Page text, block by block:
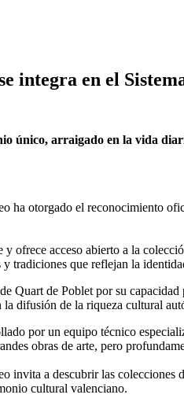
integra en el
único, arraigado en la vida
ha otorgado el reconocimiento
ofrece acceso abierto a la
tradiciones que reflejan la
Quart de Poblet por su
difusión de la riqueza cultural
por un equipo técnico
obras de arte, pero
invita a descubrir las colecciones
cultural valenciano.